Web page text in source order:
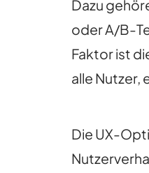
Dazu
oder A/B-
Faktor ist
alle Nutzer,
Die UX-